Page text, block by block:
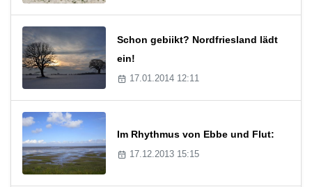
Schon gebiikt? Nordfriesland lädt
ein!
17.01.2014 12:11
Im Rhythmus von Ebbe und Flut:
17.12.2013 15:15